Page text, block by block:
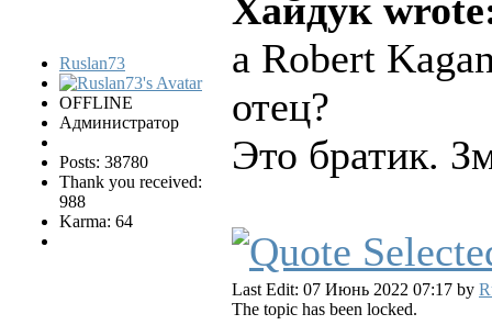
Ruslan73
OFFLINE
Администратор
Posts: 38780
Thank you received:
988
Karma: 64
Хайдук
а Robert
отец?
Это братик.
Last Edit: 07 Июнь 2022 07:17 by
The topic has been locked.